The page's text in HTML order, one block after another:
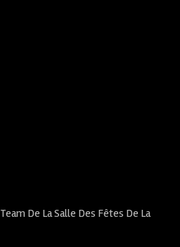
De La Salle Des Fêtes De La